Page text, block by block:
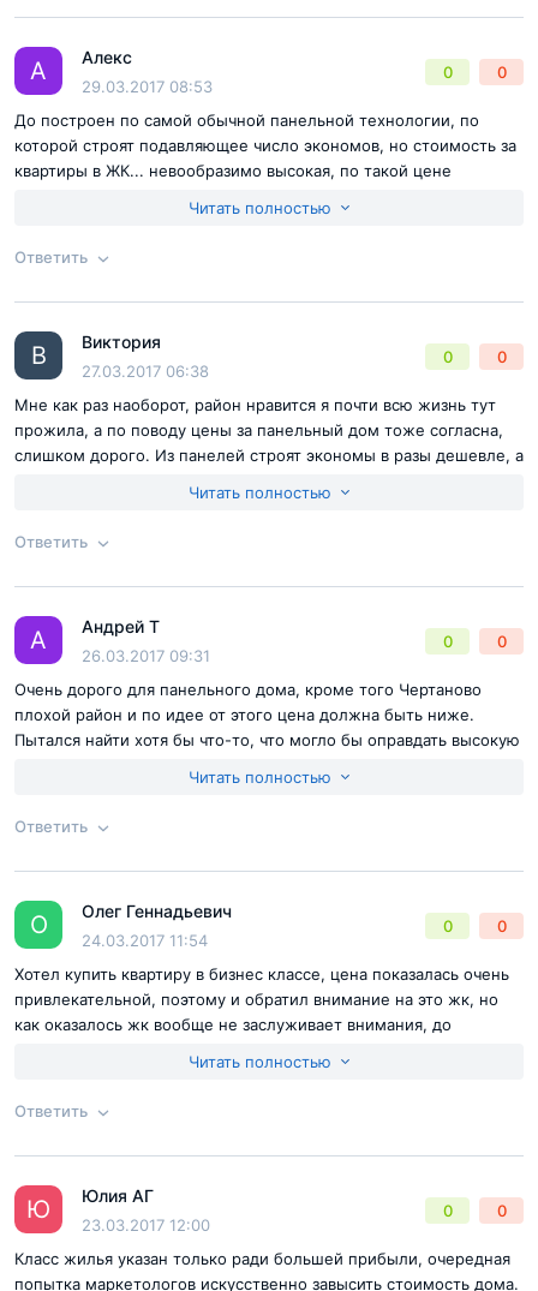
Согласен справилами публикациина сайте
Отправить комментарий
Ответ на отзыв
Согласен справилами публикациина сайте
Отправить комментарий
А Алекс
29.03.2017 08:53
0 0
До построен по самой обычной панельной технологии, по
которой строят подавляющее число экономов, но стоимость за
квартиры в ЖК... невообразимо высокая, по такой цене
Читать полностью
Ответить
Ответ на отзыв
Согласен справилами публикациина сайте
Отправить комментарий
В Виктория
27.03.2017 06:38
0 0
Мне как раз наоборот, район нравится я почти всю жизнь тут
прожила, а по поводу цены за панельный дом тоже согласна,
слишком дорого. Из панелей строят экономы в разы дешевле, а
Читать полностью
Ответить
Ответ на отзыв
Согласен справилами публикациина сайте
Отправить комментарий
А Андрей Т
26.03.2017 09:31
0 0
Очень дорого для панельного дома, кроме того Чертаново
плохой район и по идее от этого цена должна быть ниже.
Пытался найти хотя бы что-то, что могло бы оправдать высокую
Читать полностью
Ответить
Ответ на отзыв @Андрей Т
Согласен справилами публикациина сайте
Отправить комментарий
О Олег Геннадьевич
24.03.2017 11:54
0 0
Хотел купить квартиру в бизнес классе, цена показалась очень
привлекательной, поэтому и обратил внимание на это жк, но
как оказалось жк вообще не заслуживает внимания, до
технологии строения, ни по параметрам квартир, жаль
Читать полностью
Ответить
Ответ на отзыв
Ю Юлия АГ
23.03.2017 12:00
0 0
Класс жилья указан только ради большей прибыли, очередная
попытка маркетологов искусственно завысить стоимость дома.